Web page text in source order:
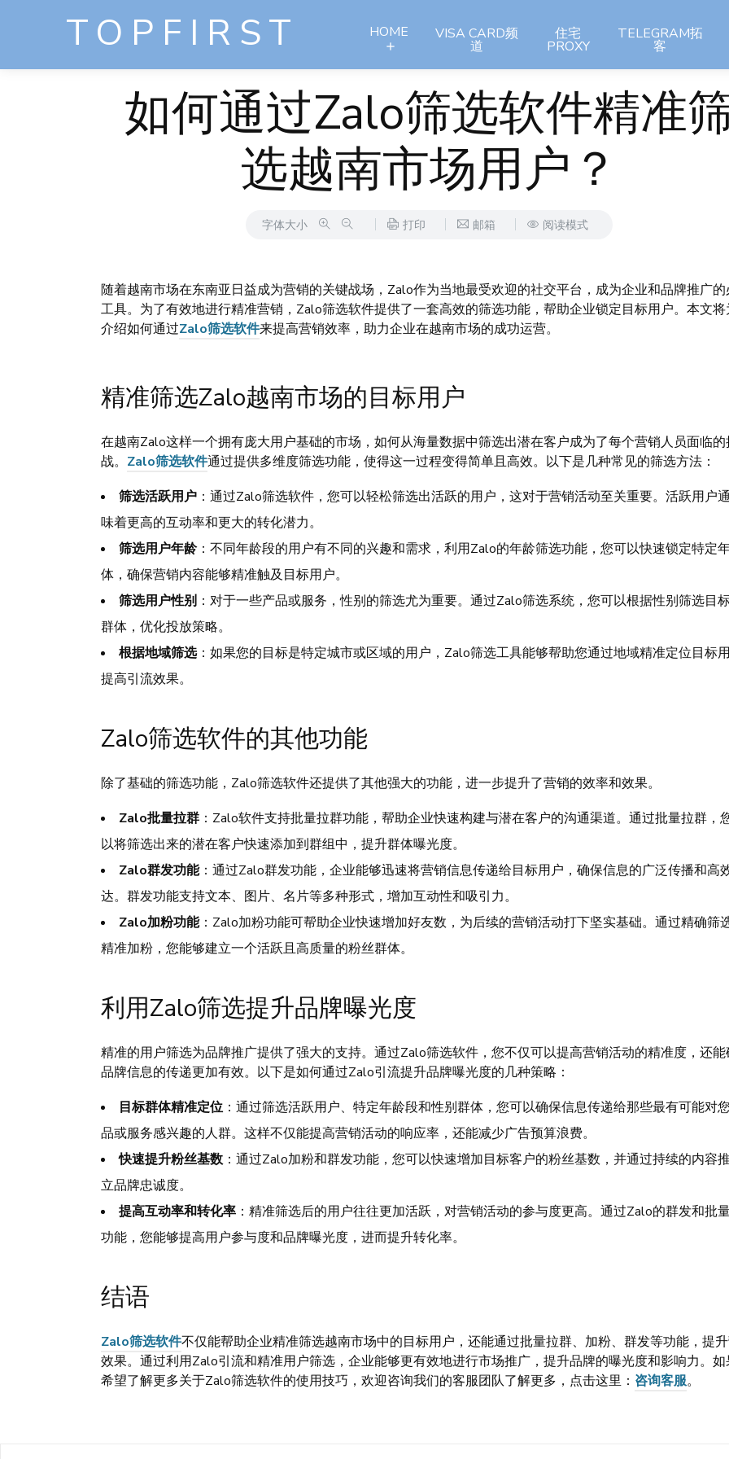
TOPFIRST HOME VISA CARD频
道
住宅
PROXY
TELEGRAM拓
客
如何通过Zalo筛选软件精准
选越南市场用户？
字体大小 打印 邮箱 阅读模式
随着越南市场在东南亚日益成为营销的关键战场，Zalo作为当地最受欢迎的社交平台，成为企业和品牌推广的
工具。为了有效地进行精准营销，Zalo筛选软件提供了一套高效的筛选功能，帮助企业锁定目标用户。本文
介绍如何通过Zalo筛选软件来提高营销效率，助力企业在越南市场的成功运营。
精准筛选Zalo越南市场的目标用户
在越南Zalo这样一个拥有庞大用户基础的市场，如何从海量数据中筛选出潜在客户成为了每个营销人员面临的
战。 Zalo筛选软件通过提供多维度筛选功能，使得这一过程变得简单且高效。以下是几种常见的筛选方法：
筛选活跃用户 ：通过Zalo筛选软件，您可以轻松筛选出活跃的用户，这对于营销活动至关重要。活跃用户
味着更高的互动率和更大的转化潜力。
筛选用户年龄：不同年龄段的用户有不同的兴趣和需求，利用Zalo的年龄筛选功能，您可以快速锁定特定
体，确保营销内容能够精准触及目标用户。
筛选用户性别 ：对于一些产品或服务，性别的筛选尤为重要。通过Zalo筛选系统，您可以根据性别筛选目
群体，优化投放策略。
根据地域筛选：如果您的目标是特定城市或区域的用户，Zalo筛选工具能够帮助您通过地域精准定位目标用
提高引流效果。
Zalo筛选软件的其他功能
除了基础的筛选功能，Zalo筛选软件还提供了其他强大的功能，进一步提升了营销的效率和效果。
Zalo批量拉群 ：Zalo软件支持批量拉群功能，帮助企业快速构建与潜在客户的沟通渠道。通过批量拉群，
以将筛选出来的潜在客户快速添加到群组中，提升群体曝光度。
Zalo群发功能：通过Zalo群发功能，企业能够迅速将营销信息传递给目标用户，确保信息的广泛传播和高
达。群发功能支持文本、图片、名片等多种形式，增加互动性和吸引力。
Zalo加粉功能：Zalo加粉功能可帮助企业快速增加好友数，为后续的营销活动打下坚实基础。通过精确筛
精准加粉，您能够建立一个活跃且高质量的粉丝群体。
利用Zalo筛选提升品牌曝光度
精准的用户筛选为品牌推广提供了强大的支持。通过Zalo筛选软件，您不仅可以提高营销活动的精准度，还
品牌信息的传递更加有效。以下是如何通过Zalo引流提升品牌曝光度的几种策略：
目标群体精准定位：通过筛选活跃用户、特定年龄段和性别群体，您可以确保信息传递给那些最有可能对
品或服务感兴趣的人群。这样不仅能提高营销活动的响应率，还能减少广告预算浪费。
快速提升粉丝基数：通过Zalo加粉和群发功能，您可以快速增加目标客户的粉丝基数，并通过持续的内容
立品牌忠诚度。
提高互动率和转化率 ：精准筛选后的用户往往更加活跃，对营销活动的参与度更高。通过Zalo的群发和批
功能，您能够提高用户参与度和品牌曝光度，进而提升转化率。
结语
Zalo筛选软件不仅能帮助企业精准筛选越南市场中的目标用户，还能通过批量拉群、加粉、群发等功能，提
效果。通过利用Zalo引流和精准用户筛选，企业能够更有效地进行市场推广，提升品牌的曝光度和影响力。
希望了解更多关于Zalo筛选软件的使用技巧，欢迎咨询我们的客服团队了解更多，点击这里： 咨询客服。